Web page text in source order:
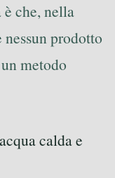
che, nella
prodotto
metodo
calda e